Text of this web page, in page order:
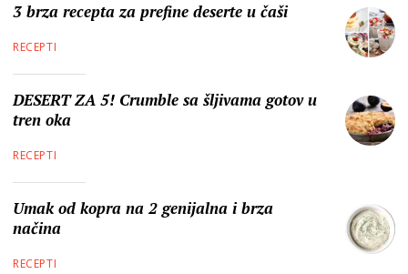
3 brza recepta za prefine deserte u čaši
RECEPTI
DESERT ZA 5! Crumble sa šljivama gotov u
tren oka
RECEPTI
Umak od kopra na 2 genijalna i brza
načina
RECEPTI